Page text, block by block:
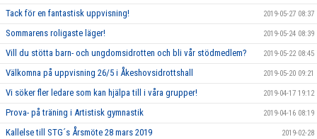
Tack för en fantastisk uppvisning! 2019-05-27 08:37
Sommarens roligaste läger! 2019-05-24 08:39
Vill du stötta barn- och ungdomsidrotten och bli vår stödmedlem? 2019-05-22 08:45
Välkomna på uppvisning 26/5 i Åkeshovsidrottshall 2019-05-20 09:21
Vi söker fler ledare som kan hjälpa till i våra grupper! 2019-04-17 19:12
Prova- på träning i Artistisk gymnastik 2019-04-16 08:19
Kallelse till STG´s Årsmöte 28 mars 2019 2019-02-28